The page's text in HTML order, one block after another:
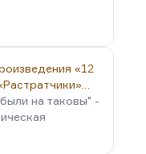
«12
на таковы" -